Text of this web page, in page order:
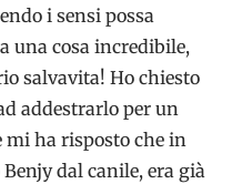
i sensi possa
una cosa incredibile,
salvavita! Ho chiesto
addestrarlo per un
mi ha risposto che in
dal canile, era già